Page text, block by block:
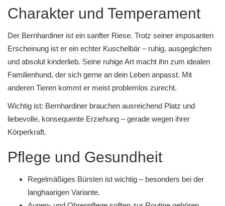
Charakter und Temperament
Der Bernhardiner ist ein sanfter Riese. Trotz seiner imposanten
Erscheinung ist er ein echter Kuschelbär – ruhig, ausgeglichen
und absolut kinderlieb. Seine ruhige Art macht ihn zum idealen
Familienhund, der sich gerne an dein Leben anpasst. Mit
anderen Tieren kommt er meist problemlos zurecht.
Wichtig ist: Bernhardiner brauchen ausreichend Platz und
liebevolle, konsequente Erziehung – gerade wegen ihrer
Körperkraft.
Pflege und Gesundheit
Regelmäßiges Bürsten ist wichtig – besonders bei der
langhaarigen Variante.